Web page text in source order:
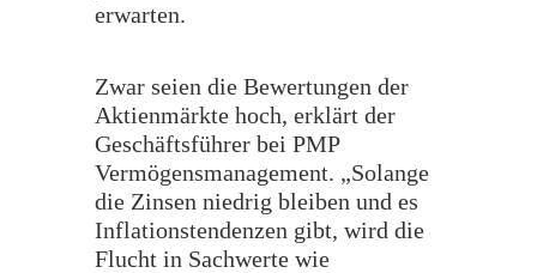
erwarten.
Zwar seien die Bewertungen der
Aktienmärkte hoch, erklärt der
Geschäftsführer bei PMP
Vermögensmanagement. „Solange
die Zinsen niedrig bleiben und es
Inflationstendenzen gibt, wird die
Flucht in Sachwerte wie